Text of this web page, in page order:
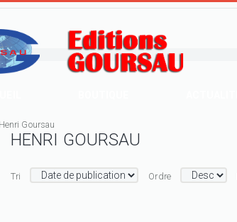
Henri Goursau
HENRI GOURSAU
Tri Ordre